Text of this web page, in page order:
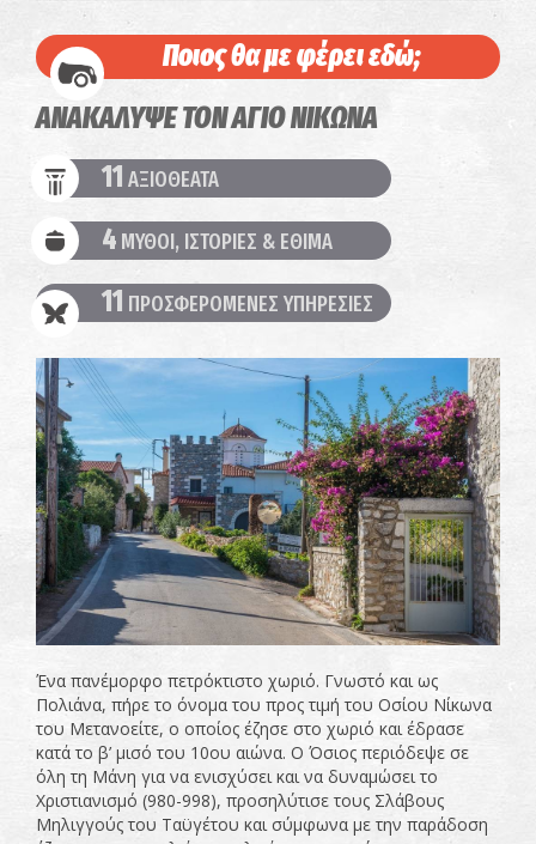
Ποιος θα με φέρει εδώ;
ΑΝΑΚΑΛΥΨΕ ΤΟΝ ΑΓΙΟ ΝΙΚΩΝΑ
11 ΑΞΙΟΘΕΑΤΑ
4 ΜΥΘΟΙ, ΙΣΤΟΡΙΕΣ & ΕΘΙΜΑ
11 ΠΡΟΣΦΕΡΟΜΕΝΕΣ ΥΠΗΡΕΣΙΕΣ
Ένα πανέμορφο πετρόκτιστο χωριό. Γνωστό και ως
Πολιάνα, πήρε το όνομα του προς τιμή του Οσίου Νίκωνα
του Μετανοείτε, ο οποίος έζησε στο χωριό και έδρασε
κατά το β’ μισό του 10ου αιώνα. Ο Όσιος περιόδεψε σε
όλη τη Μάνη για να ενισχύσει και να δυναμώσει το
Χριστιανισμό (980-998), προσηλύτισε τους Σλάβους
Μηλιγγούς του Ταϋγέτου και σύμφωνα με την παράδοση